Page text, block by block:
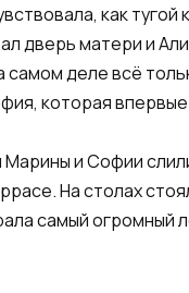
как
дверь матери и
деле всё
которая
и Софии
На столах
самый огромный